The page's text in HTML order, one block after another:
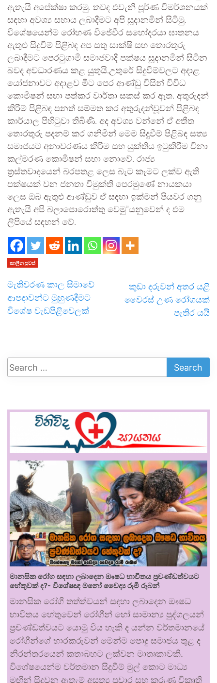
ඇතැයි අපේක්ෂා කරමු. තවද එවැනි පූර්ණ විමර්ශනයක්
සඳහා අවශ්‍ය සහාය ලබාදීමට අපි සූදානමින් සිටිමු.
විශේෂයෙන්ම රෝහණ විජේවීර සහෝදරයා ඝාතනය
ඇතුළු සිදුවීම් පිළිබඳ අප සතු සාක්ෂි සහ තොරතුරු
ලබාදීමට පෙරටුගාමි සමාජවාදී පක්ෂය සූදානමින් සිටින
බවද අවධාරණය කළ යුතුයි.උතුරේ සිදුවීම්වලට අදාළ
යෝජනාවට අදාළව මීට පෙර ආණ්ඩු විසින් විවිධ
කොමිෂන් සභා පත්කර වාර්තා සකස් කර ඇත. අතුරුදන්
කිරීම් පිළිබඳ පනත් සම්මත කර අතුරුදන්වූවන් පිළිබඳ
කාර්යාල පිහිටුවා තිබිණි. අද අවශ්‍ය වන්නේ ඒ අතීත
තොරතුරු පදනම් කර ගනිමින් මෙම සිදුවීම් පිළිබඳ සත්‍ය
සමාජයට අනාවරණය කිරීම සහ යුක්තිය ඉටුකිරීම විනා
කල්මරණ කොමිෂන් සභා නොවේ. රාජ්‍ය
ත්‍රස්තවාදයෙන් බරපතළ ලෙස බැට කෑමට ලක්ව ඇති
පක්ෂයක් වන ජනතා විමුක්ති පෙරමුණේ නායකයා
ලෙස ඔබ ඇතුළු ආණ්ඩුව ඒ සඳහා ඉක්මන් පියවර ගනු
ඇතැයි අපි බලාපොරොත්තු වෙමු”යනුවෙන් ද එම
ලිපියේ සඳහන් වේ.
කාලීන පුවත්
මැතිවරණ කාල සීමාවේ
ආපදාවන්ට මුහුණදීමට
විශේෂ වැඩපිළිවෙලක්
කුඩා දරුවන් අතර යළි
වෛරස් උණ රෝගයක්
පැතිර යයි
මානසික රෝග සඳහා ලබාදෙන ඖෂධ භාවිතය ප්‍රචණ්ඩත්වයට
හේතුවක් ද?- විශේෂඥ මනෝ වෛද්‍ය රූමි රූබන්
මානසික රෝගී තත්ත්වයන් සඳහා ලබාදෙන ඖෂධ
භාවිතය හේතුවෙන් රෝගීන් හෝ සාමාන්‍ය පුද්ගලයන්
ප්‍රචණ්ඩත්වයට යොමු විය හැකි ද යන්න වර්තමානයේ
රෝගීන්ගේ භාරකරුවන් මෙන්ම පොදු සමාජය තුළ ද
නිරන්තරයෙන් කතාබහට ලක්වන මාතෘකාවකි.
විශේෂයෙන්ම වර්තමාන සිදුවීම් මුල් කොට මාධ්‍ය
මඟින් සිදුවන ඇතැම් අසත්‍ය ප්‍රචාර සහ කරුණු විකෘති